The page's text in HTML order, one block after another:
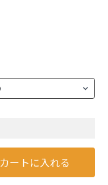
カートに入れる